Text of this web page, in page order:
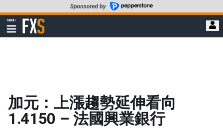
至
要
MENU
顯
示
FXStreet
加元：上漲趨勢延伸看向
1.4150 – 法國興業銀行